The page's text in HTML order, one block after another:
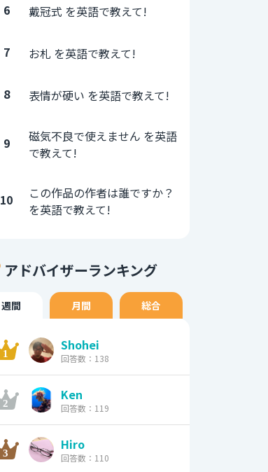
6 戴冠式 を英語で教えて!
7 お札 を英語で教えて!
8 表情が硬い を英語で教えて!
9
磁気不良で使えません を英語
で教えて!
10
この作品の作者は誰ですか？
を英語で教えて!
アドバイザーランキング
週間 月間 総合
Shohei
回答数：138
Ken
回答数：119
Hiro
回答数：110